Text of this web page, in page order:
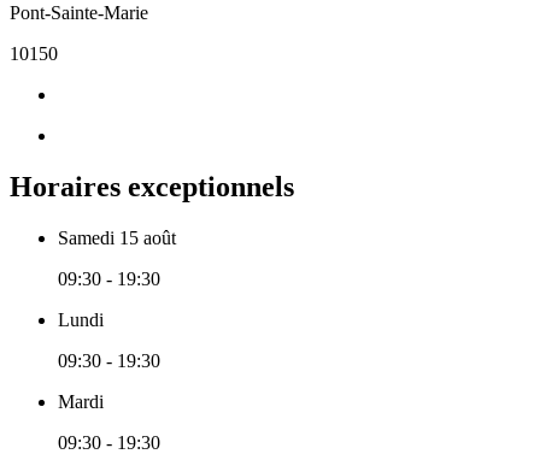
Pont-Sainte-Marie
10150
Horaires exceptionnels
Samedi 15 août
09:30 - 19:30
Lundi
09:30 - 19:30
Mardi
09:30 - 19:30